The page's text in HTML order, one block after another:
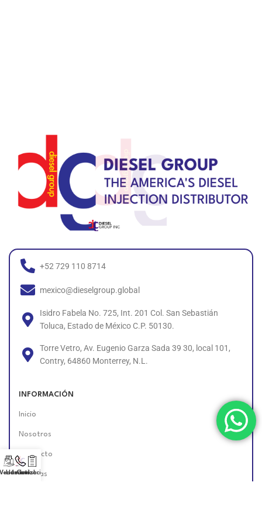
+52 729 110 8714
mexico@dieselgroup.global
Isidro Fabela No. 725, Int. 201 Col. San Sebastián
Toluca, Estado de México C.P. 50130.
Torre Vetro, Av. Eugenio Garza Sada 39 30, local 101,
Contry, 64860 Monterrey, N.L.
INFORMACIÓN
Inicio
Nosotros
Contacto
Políticas
Llámanos!
Cotización